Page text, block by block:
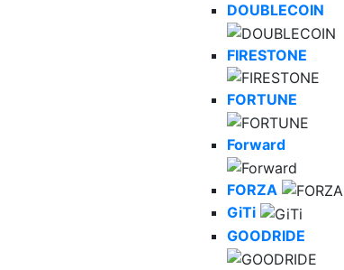
DOUBLECOIN
FIRESTONE
FORTUNE
Forward
FORZA
GiTi
GOODRIDE